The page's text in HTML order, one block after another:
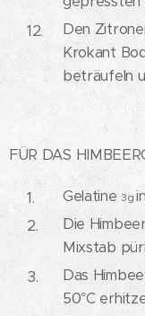
Den
Krokant
beträufeln
FÜR DAS
Gelatine3g
Die
Mixstab
Das
50°C